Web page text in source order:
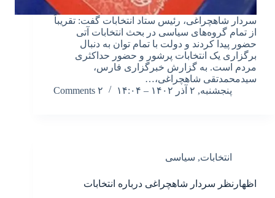
سردار شاهچراغی، رئیس ستاد انتخابات گفت: تقریباً
از تمام گروه‌های سیاسی در بحث انتخابات آتی
حضور پیدا کردند و دولت با تمام توان به دنبال
برگزاری یک انتخابات پرشور و حضور حداکثری
مردم است. به گزارش خبرگزاری فارس،
سیدمحمدتقی شاهچراغی،…
پنجشنبه, ۲ آذر ۱۴۰۲ – ۱۴:۰۴
۲ Comments
انتخابات, سیاسی
اظهارنظر سردار شاهچراغی درباره انتخابات